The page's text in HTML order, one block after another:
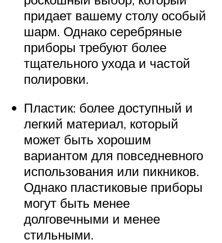
придает вашему столу особый
шарм. Однако серебряные
приборы требуют более
тщательного ухода и частой
полировки.
Пластик: более доступный и
легкий материал, который
может быть хорошим
вариантом для повседневного
использования или пикников.
Однако пластиковые приборы
могут быть менее
долговечными и менее
стильными.